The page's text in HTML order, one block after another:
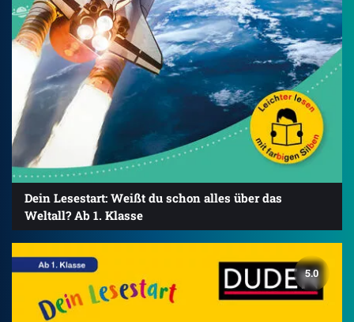
Dein Lesestart: Weißt du schon alles über das
Weltall? Ab 1. Klasse
5.0